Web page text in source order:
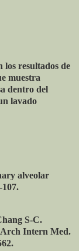
los resultados de
muestra
dentro del
lavado
alveolar
S-C.
Arch Intern Med.